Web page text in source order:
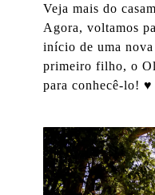
Veja mais do
Agora, voltamos
início de uma
primeiro filho, o
para conhecê-lo! ♥